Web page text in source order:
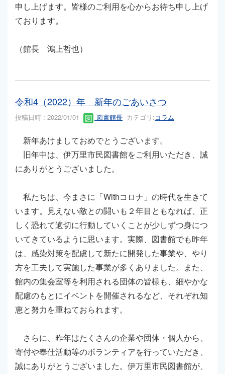
申し上げます。皆様のご利用を心からお待ち申し上げ
ております。
（館長 鴻上哲也）
令和4（2022）年 新年のごあいさつ
投稿日時 : 2022/01/01 図書館長 カテゴリ:コラム
新年あけましておめでとうございます。
旧年中は、伊万里市民図書館をご利用いただき、誠
にありがとうございました。
私たちは、今まさに「Withコロナ」の時代を生きて
います。見えない敵との闘いも２年目ともなれば、正
しく恐れて適切に行動していくことが少しずつ身につ
いてきているように思います。実際、図書館でも昨年
は、感染対策を配慮して新たに開発した事業や、やり
方を工夫して実施した事業が多くありました。また、
館内の集会室等を利用される団体の皆様も、細やかな
配慮のもとにイベントを開催されるなど、それぞれ知
恵と努力を重ねておられます。
さらに、昨年はたくさんの企業や団体・個人から、
寄付や奉仕活動等のボランティアを行っていただき、
誠にありがとうございました。伊万里市民図書館が、